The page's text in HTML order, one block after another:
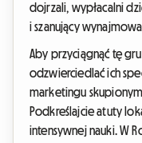
dojrzali, wypłacalni
i szanujący
Aby przyciągnąć tę
odzwierciedlać ich
marketingu
Podkreślajcie atuty
intensywnej nauki. W